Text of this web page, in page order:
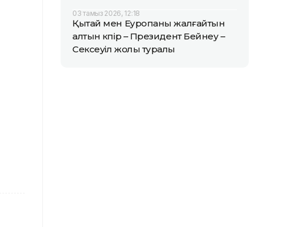
03 тамыз 2026, 12:18
Қытай мен Еуропаны жалғайтын
алтын көпір – Президент Бейнеу –
Сексеуіл жолы туралы